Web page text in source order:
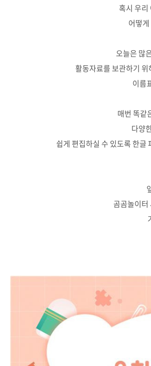
혹시 우리
어떻
오늘은 많
활동자료를 보관하기
이름
매번 똑같
다양
쉽게 편집하실 수 있도록 한
곰곰놀이터